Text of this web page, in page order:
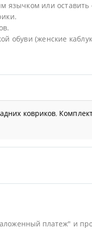
язычком или оставить
обуви (женские
ковриков,
платеж" и